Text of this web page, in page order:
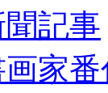
記事
家